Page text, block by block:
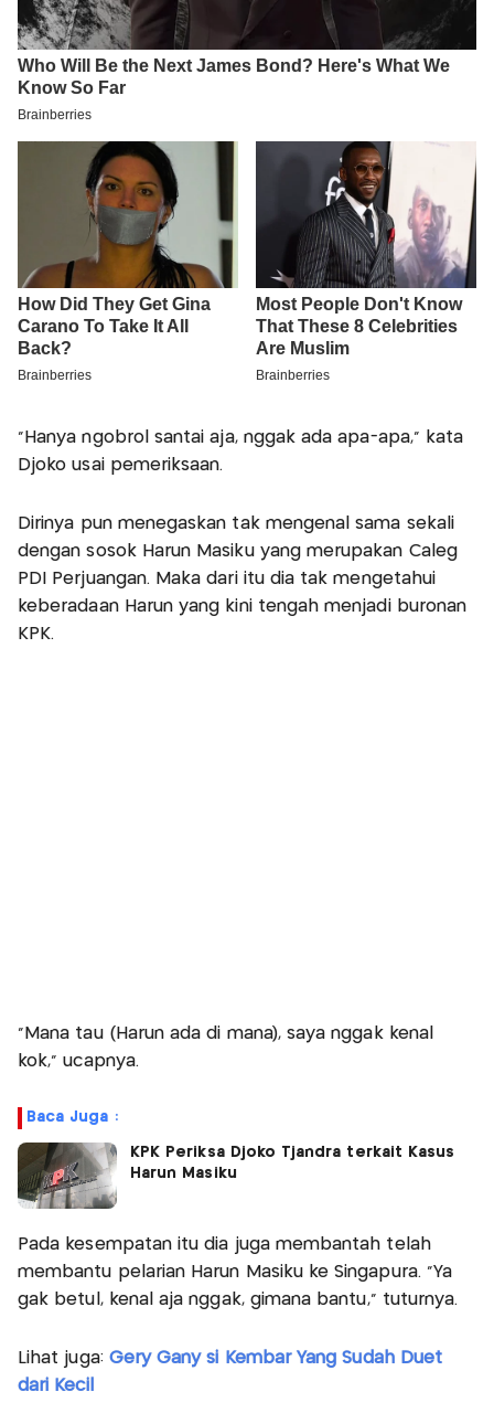
"Hanya ngobrol santai aja, nggak ada apa-apa," kata
Djoko usai pemeriksaan.
Dirinya pun menegaskan tak mengenal sama sekali
dengan sosok Harun Masiku yang merupakan Caleg
PDI Perjuangan. Maka dari itu dia tak mengetahui
keberadaan Harun yang kini tengah menjadi buronan
KPK.
"Mana tau (Harun ada di mana), saya nggak kenal
kok," ucapnya.
Baca Juga :
KPK Periksa Djoko Tjandra terkait Kasus
Harun Masiku
Pada kesempatan itu dia juga membantah telah
membantu pelarian Harun Masiku ke Singapura. "Ya
gak betul, kenal aja nggak, gimana bantu," tuturnya.
Lihat juga: Gery Gany si Kembar Yang Sudah Duet
dari Kecil